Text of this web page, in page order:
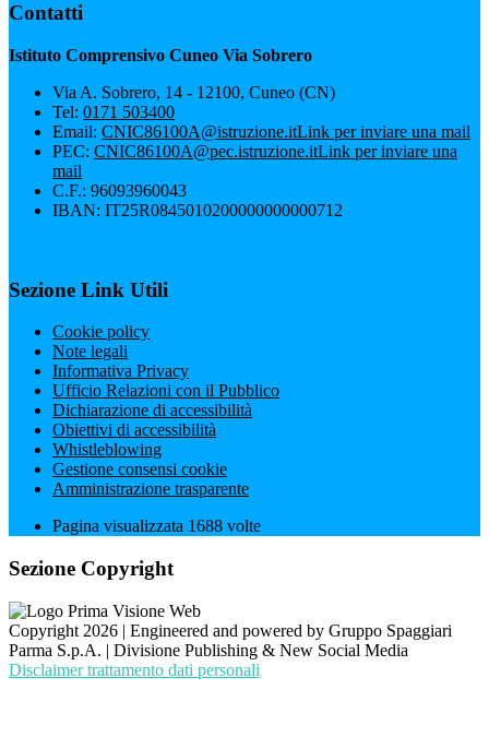
Contatti
Istituto Comprensivo Cuneo Via Sobrero
Via A. Sobrero, 14 - 12100, Cuneo (CN)
Tel: 0171 503400
Email: CNIC86100A@istruzione.itLink per inviare una mail
PEC: CNIC86100A@pec.istruzione.itLink per inviare una
mail
C.F.: 96093960043
IBAN: IT25R0845010200000000000712
Sezione Link Utili
Cookie policy
Note legali
Informativa Privacy
Ufficio Relazioni con il Pubblico
Dichiarazione di accessibilità
Obiettivi di accessibilità
Whistleblowing
Gestione consensi cookie
Amministrazione trasparente
Pagina visualizzata 1688 volte
Sezione Copyright
Copyright 2026 | Engineered and powered by Gruppo Spaggiari
Parma S.p.A. | Divisione Publishing & New Social Media
Disclaimer trattamento dati personali